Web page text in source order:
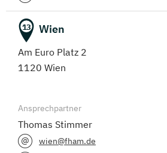
13 Wien
Am Euro Platz 2
1120 Wien
Ansprechpartner
Thomas Stimmer
wien@fham.de